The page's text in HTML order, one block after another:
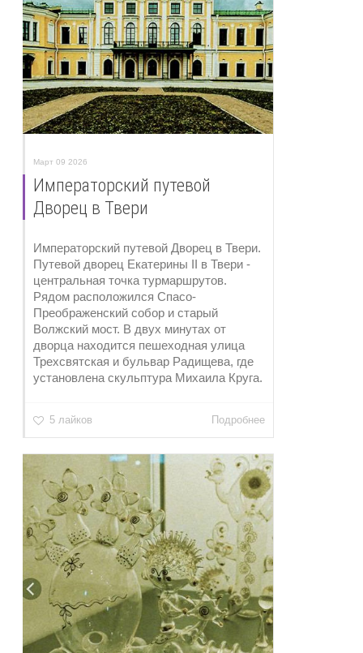
Март 09 2026
Императорский путевой
Дворец в Твери
Императорский путевой Дворец в Твери.
Путевой дворец Екатерины II в Твери -
центральная точка турмаршрутов.
Рядом расположился Спасо-
Преображенский собор и старый
Волжский мост. В двух минутах от
дворца находится пешеходная улица
Трехсвятская и бульвар Радищева, где
установлена скульптура Михаила Круга.
5 лайков Подробнее